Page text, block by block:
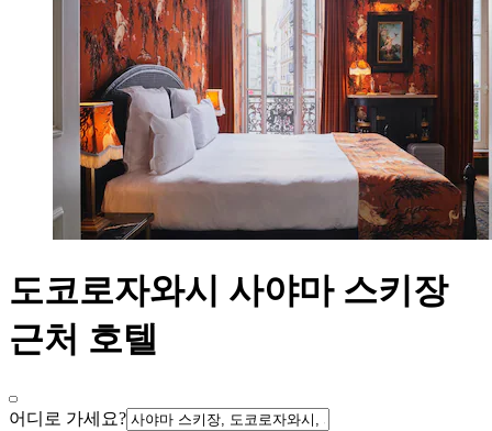
도코로자와시 사야마 스키장
근처 호텔
어디로 가세요?